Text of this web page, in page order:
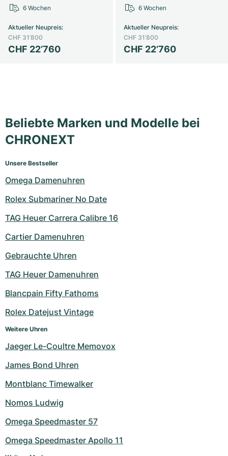
Milgauss
Oyster Perpetual
Sky-Dweller
Damenuhren
Ronde
Rotonde
Baignoire
Roadster
Gebraucht
Professional
Bentley
Super Avenger
Montbrillant
Gebraucht
Formula 1
Grand Carrera
Portofino
Portugieser
GST
Gebraucht
Spirit of Big Bang
King Power
CHF 22’760
Aktueller Neupreis:
CHF 31’800
6 Wochen
CHF 22’760
Aktueller Neupreis:
CHF 31’800
6 Wochen
Beliebte Marken und Modelle bei
CHRONEXT
Unsere Bestseller
Omega Damenuhren
Rolex Submariner No Date
TAG Heuer Carrera Calibre 16
Cartier Damenuhren
Gebrauchte Uhren
TAG Heuer Damenuhren
Blancpain Fifty Fathoms
Rolex Datejust Vintage
Weitere Uhren
Jaeger Le-Coultre Memovox
James Bond Uhren
Montblanc Timewalker
Nomos Ludwig
Omega Speedmaster 57
Omega Speedmaster Apollo 11